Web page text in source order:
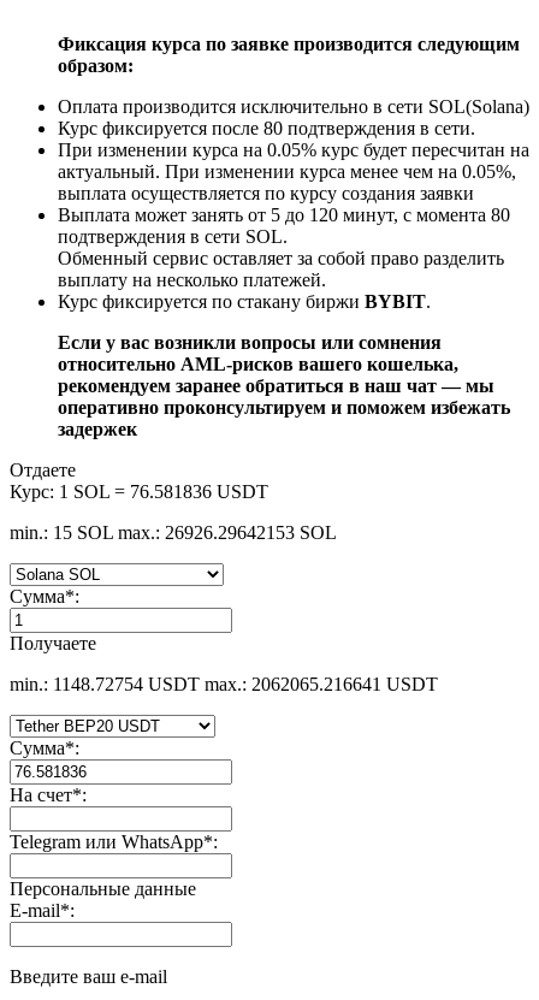
Фиксация курса по заявке производится следующим
образом:
Оплата производится исключительно в сети SOL(Solana)
Курс фиксируется после 80 подтверждения в сети.
При изменении курса на 0.05% курс будет пересчитан на
актуальный. При изменении курса менее чем на 0.05%,
выплата осуществляется по курсу создания заявки
Выплата может занять от 5 до 120 минут, с момента 80
подтверждения в сети SOL.
Обменный сервис оставляет за собой право разделить
выплату на несколько платежей.
Курс фиксируется по стакану биржи BYBIT.
Если у вас возникли вопросы или сомнения
относительно AML-рисков вашего кошелька,
рекомендуем заранее обратиться в наш чат — мы
оперативно проконсультируем и поможем избежать
задержек
Отдаете
Курс: 1 SOL = 76.581836 USDT
min.: 15 SOL max.: 26926.29642153 SOL
Сумма*:
Получаете
min.: 1148.72754 USDT max.: 2062065.216641 USDT
Сумма*:
На счет*:
Telegram или WhatsApp*:
Персональные данные
E-mail*:
Введите ваш e-mail